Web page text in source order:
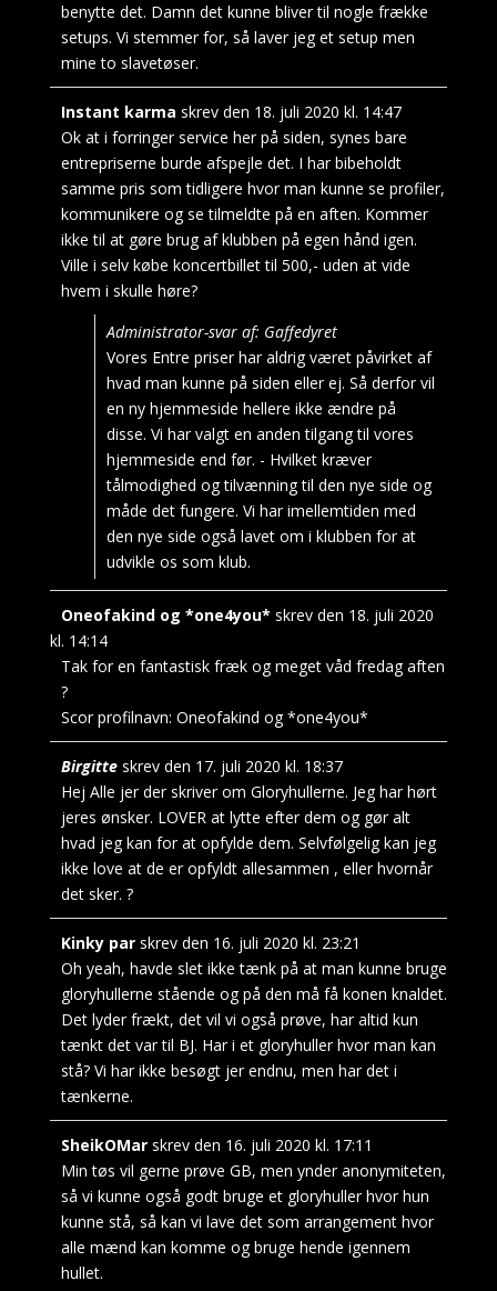
benytte det. Damn det kunne bliver til nogle frække
setups. Vi stemmer for, så laver jeg et setup men
mine to slavetøser.
Instant karma skrev den 18. juli 2020 kl. 14:47
Ok at i forringer service her på siden, synes bare
entrepriserne burde afspejle det. I har bibeholdt
samme pris som tidligere hvor man kunne se profiler,
kommunikere og se tilmeldte på en aften. Kommer
ikke til at gøre brug af klubben på egen hånd igen.
Ville i selv købe koncertbillet til 500,- uden at vide
hvem i skulle høre?
Administrator-svar af: Gaffedyret
Vores Entre priser har aldrig været påvirket af
hvad man kunne på siden eller ej. Så derfor vil
en ny hjemmeside hellere ikke ændre på
disse. Vi har valgt en anden tilgang til vores
hjemmeside end før. - Hvilket kræver
tålmodighed og tilvænning til den nye side og
måde det fungere. Vi har imellemtiden med
den nye side også lavet om i klubben for at
udvikle os som klub.
Oneofakind og *one4you* skrev den 18. juli 2020
kl. 14:14
Tak for en fantastisk fræk og meget våd fredag aften
?
Scor profilnavn: Oneofakind og *one4you*
Birgitte skrev den 17. juli 2020 kl. 18:37
Hej Alle jer der skriver om Gloryhullerne. Jeg har hørt
jeres ønsker. LOVER at lytte efter dem og gør alt
hvad jeg kan for at opfylde dem. Selvfølgelig kan jeg
ikke love at de er opfyldt allesammen , eller hvornår
det sker. ?
Kinky par skrev den 16. juli 2020 kl. 23:21
Oh yeah, havde slet ikke tænk på at man kunne bruge
gloryhullerne stående og på den må få konen knaldet.
Det lyder frækt, det vil vi også prøve, har altid kun
tænkt det var til BJ. Har i et gloryhuller hvor man kan
stå? Vi har ikke besøgt jer endnu, men har det i
tænkerne.
SheikOMar skrev den 16. juli 2020 kl. 17:11
Min tøs vil gerne prøve GB, men ynder anonymiteten,
så vi kunne også godt bruge et gloryhuller hvor hun
kunne stå, så kan vi lave det som arrangement hvor
alle mænd kan komme og bruge hende igennem
hullet.